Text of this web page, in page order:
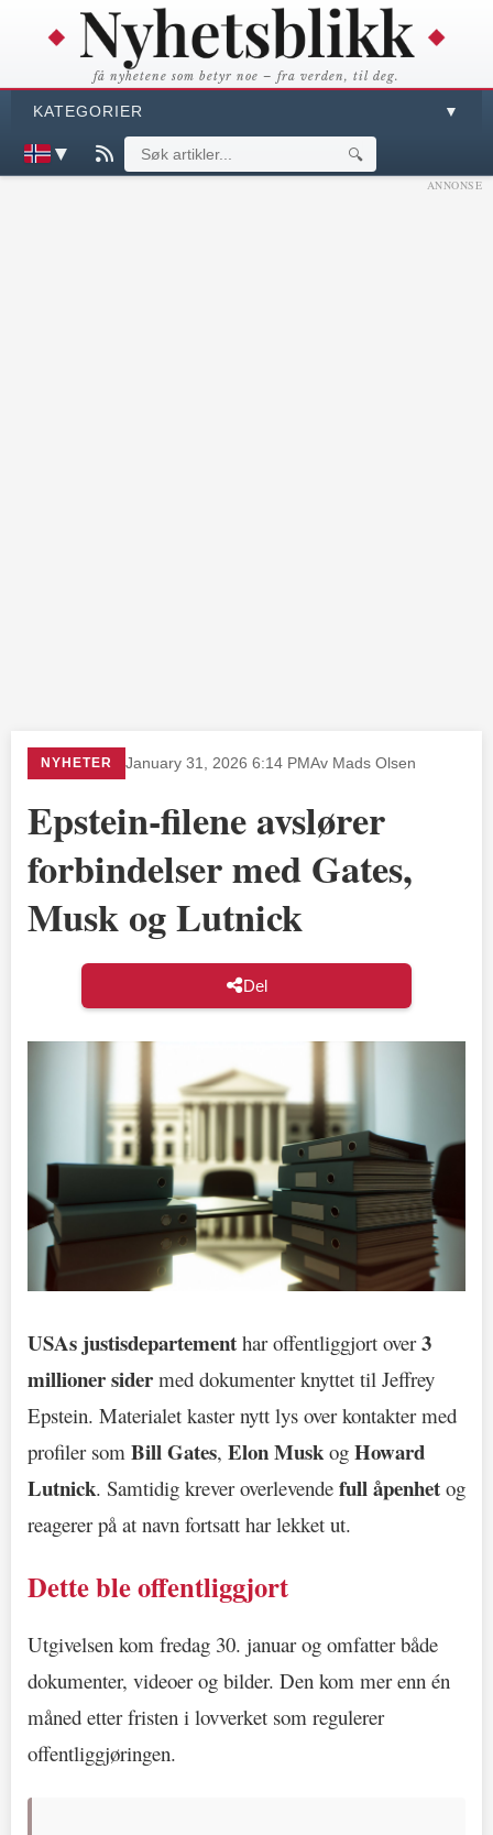
få nyhetene som betyr noe – fra verden, til deg.
KATEGORIER ▼
▼ 🔍
ANNONSE
NYHETER January 31, 2026 6:14 PMAv Mads Olsen
Epstein-filene avslører
forbindelser med Gates,
Musk og Lutnick
Del
USAs justisdepartement har offentliggjort over3
millioner sider med dokumenter knyttet til Jeffrey
Epstein. Materialet kaster nytt lys over kontakter med
profiler som Bill Gates, Elon Musk og Howard
Lutnick. Samtidig krever overlevende full åpenhet og
reagerer på at navn fortsatt har lekket ut.
Dette ble offentliggjort
Utgivelsen kom fredag 30. januar og omfatter både
dokumenter, videoer og bilder. Den kom mer enn én
måned etter fristen i lovverket som regulerer
offentliggjøringen.